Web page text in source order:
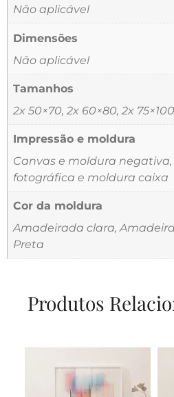
Não aplicável
Dimensões
Não aplicável
Tamanhos
2x 50×70, 2x 60×80, 2x 75×100
Impressão e moldura
Canvas e moldura
fotográfica e moldura caixa
Cor da moldura
Amadeirada clara,
Preta
Produtos